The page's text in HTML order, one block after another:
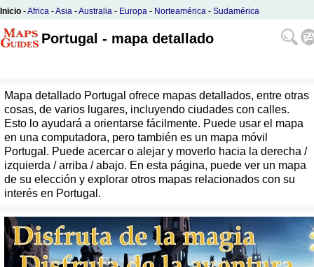
Inicio -Africa -Asia -Australia - Europa - Norteamérica - Sudamérica
Portugal - mapa detallado
Mapa detallado Portugal ofrece mapas detallados, entre otras
cosas, de varios lugares, incluyendo ciudades con calles.
Esto lo ayudará a orientarse fácilmente. Puede usar el mapa
en una computadora, pero también es un mapa móvil
Portugal. Puede acercar o alejar y moverlo hacia la derecha /
izquierda / arriba / abajo. En esta página, puede ver un mapa
de su elección y explorar otros mapas relacionados con su
interés en Portugal.